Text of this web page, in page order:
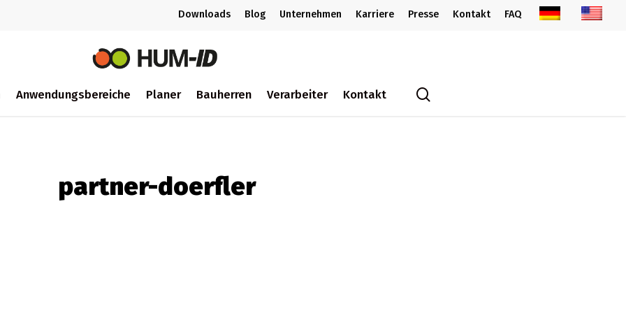
Downloads Blog Unternehmen Karriere Presse Kontakt FAQ
Anwendungsbereiche Planer Bauherren Verarbeiter Kontakt
partner-doerfler